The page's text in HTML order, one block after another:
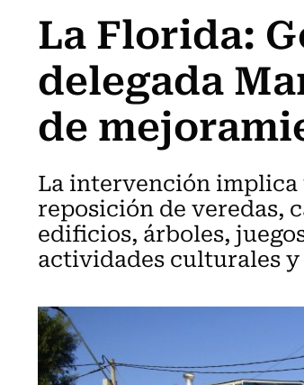
La Florida:
delegada
de
La intervención implica
reposición de veredas,
edificios, árboles,
actividades culturales